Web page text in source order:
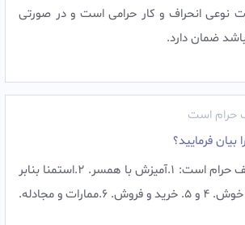
نوعی انحراف و کار حرامی است و در صورتی
ضمان دارد.
حرام است
فرمایید؟
شش چيز بر معتكف حرام است: 1.آميزش با همسر. 2.استمنا بنابر